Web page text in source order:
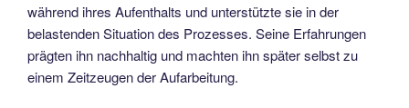
während ihres Aufenthalts und unterstützte sie in der
belastenden Situation des Prozesses. Seine Erfahrungen
prägten ihn nachhaltig und machten ihn später selbst zu
einem Zeitzeugen der Aufarbeitung.